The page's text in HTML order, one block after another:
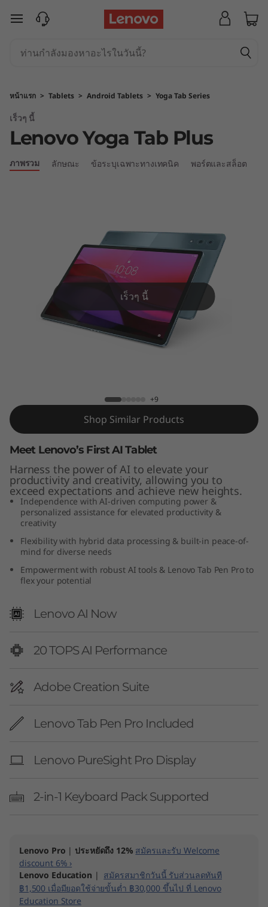
ข้ามไปที่เนื้อหาหลัก
หน้าแรก > Tablets > Android Tablets > Yoga Tab Series
เร็วๆ นี้
Lenovo Yoga Tab Plus
ภาพรวม ลักษณะ ข้อระบุเฉพาะทางเทคนิค พอร์ตและสล็อต
เร็วๆ นี้
+9
Shop Similar Products
Meet Lenovo’s First AI Tablet
Harness the power of AI to elevate your
productivity and creativity, allowing you to
exceed expectations and achieve new heights.
Independence with AI-driven computing power &
personalized assistance for elevated productivity &
creativity
Flexibility with hybrid data processing & built-in peace-of-
mind for diverse needs
Empowerment with robust AI tools & Lenovo Tab Pen Pro to
flex your potential
Lenovo AI Now
20 TOPS AI Performance
Adobe Creation Suite
Lenovo Tab Pen Pro Included
Lenovo PureSight Pro Display
2-in-1 Keyboard Pack Supported
Lenovo Pro | ประหยัดถึง 12% สมัครและรับ Welcome
discount 6% ›
Lenovo Education | สมัครสมาชิกวันนี้ รับส่วนลดทันที
฿1,500 เมื่อมียอดใช้จ่ายขั้นต่ำ ฿30,000 ขึ้นไป ที่ Lenovo
Education Store